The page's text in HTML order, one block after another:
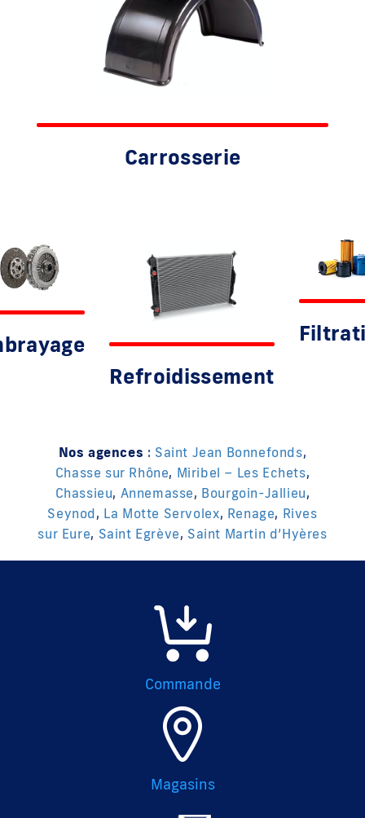
Carrosserie
Refroidissement
Nos agences : Saint Jean Bonnefonds,
Chasse sur Rhône, Miribel – Les Echets,
Chassieu, Annemasse, Bourgoin-Jallieu,
Seynod, La Motte Servolex, Renage, Rives
sur Eure, Saint Egrève, Saint Martin d’Hyères
Commande
Magasins